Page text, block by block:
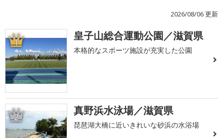
2026/08/06 更新
1 皇子山総合運動公園／滋賀県
本格的なスポーツ施設が充実した公園
2 真野浜水泳場／滋賀県
琵琶湖大橋に近いきれいな砂浜の水浴場